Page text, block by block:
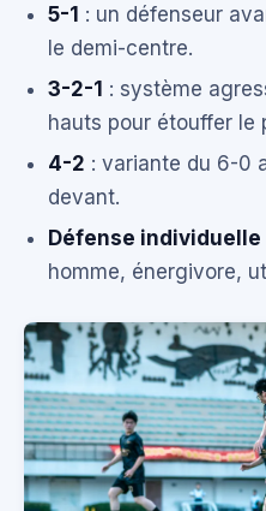
5-1 : un défenseur
le demi-centre.
3-2-1 : système
hauts pour étouffer le
4-2 : variante du 6-0
devant.
Défense individuelle
homme, énergivore,